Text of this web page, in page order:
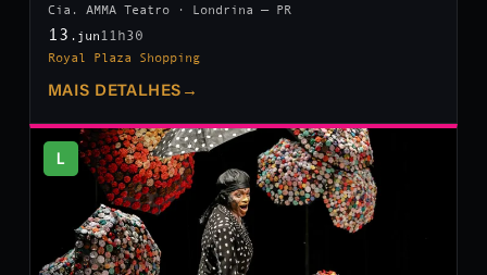
Cia. AMMA Teatro · Londrina — PR
13 .jun 11h30
Royal Plaza Shopping
MAIS DETALHES →
L